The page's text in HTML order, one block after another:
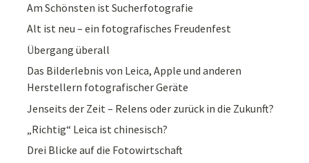
Am Schönsten ist Sucherfotografie
Alt ist neu – ein fotografisches Freudenfest
Übergang überall
Das Bilderlebnis von Leica, Apple und anderen
Herstellern fotografischer Geräte
Jenseits der Zeit – Relens oder zurück in die Zukunft?
„Richtig“ Leica ist chinesisch?
Drei Blicke auf die Fotowirtschaft